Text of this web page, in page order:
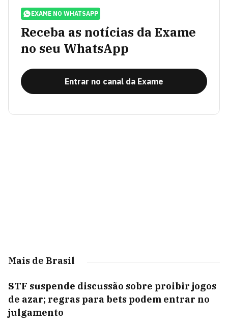
EXAME NO WHATSAPP
Receba as notícias da Exame
no seu WhatsApp
Entrar no canal da Exame
Mais de Brasil
STF suspende discussão sobre proibir jogos
de azar; regras para bets podem entrar no
julgamento